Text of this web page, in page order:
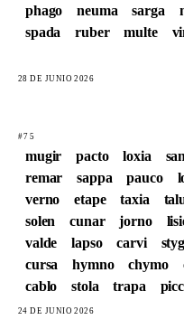
phago
neuma sarga
spada
ruber multe
28 DE JUNIO 2026
#75
mugir pacto loxia
remar
sappa pauco
verno
etape taxia
solen
cunar jorno
valde
lapso carvi
cursa
hymno chymo
cablo
stola trapa
24 DE JUNIO 2026